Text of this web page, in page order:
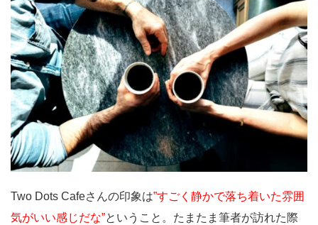
Two Dots Cafeさんの印象は”すごく静かで落ち着いた雰囲
気がいい感じだな”ということ。たまたま筆者が訪れた際